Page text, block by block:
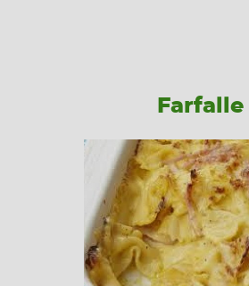
Farfalle